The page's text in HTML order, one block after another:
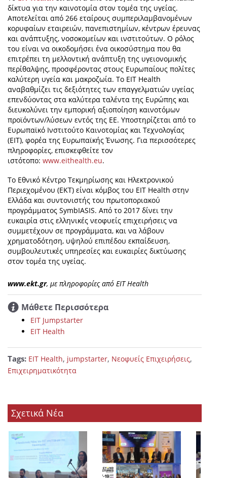
δίκτυα για την καινοτομία στον τομέα της υγείας.
Αποτελείται από 266 εταίρους συμπεριλαμβανομένων
κορυφαίων εταιρειών, πανεπιστημίων, κέντρων έρευνας
και ανάπτυξης, νοσοκομείων και ινστιτούτων. Ο ρόλος
του είναι να οικοδομήσει ένα οικοσύστημα που θα
επιτρέπει τη μελλοντική ανάπτυξη της υγειονομικής
περίθαλψης, προσφέροντας στους Ευρωπαίους πολίτες
καλύτερη υγεία και μακροζωία. Το EIT Health
αναβαθμίζει τις δεξιότητες των επαγγελματιών υγείας
επενδύοντας στα καλύτερα ταλέντα της Ευρώπης και
διευκολύνει την εμπορική αξιοποίηση καινοτόμων
προϊόντων/λύσεων εντός της ΕΕ. Υποστηρίζεται από το
Ευρωπαϊκό Ινστιτούτο Καινοτομίας και Τεχνολογίας
(EIT), φορέα της Ευρωπαϊκής Ένωσης. Για περισσότερες
πληροφορίες, επισκεφθείτε τον
ιστότοπο: www.eithealth.eu.
Το Εθνικό Κέντρο Τεκμηρίωσης και Ηλεκτρονικού
Περιεχομένου (ΕΚΤ) είναι κόμβος του EIT Health στην
Ελλάδα και συντονιστής του πρωτοποριακού
προγράμματος SymbIASIS. Από το 2017 δίνει την
ευκαιρία στις ελληνικές νεοφυείς επιχειρήσεις να
συμμετέχουν σε προγράμματα, και να λάβουν
χρηματοδότηση, υψηλού επιπέδου εκπαίδευση,
συμβουλευτικές υπηρεσίες και ευκαιρίες δικτύωσης
στον τομέα της υγείας.
www.ekt.gr, με πληροφορίες από EIT Health
Μάθετε Περισσότερα
EIT Jumpstarter
EIT Health
Tags: EIT Health, jumpstarter, Νεοφυείς Επιχειρήσεις,
Επιχειρηματικότητα
Σχετικά Νέα